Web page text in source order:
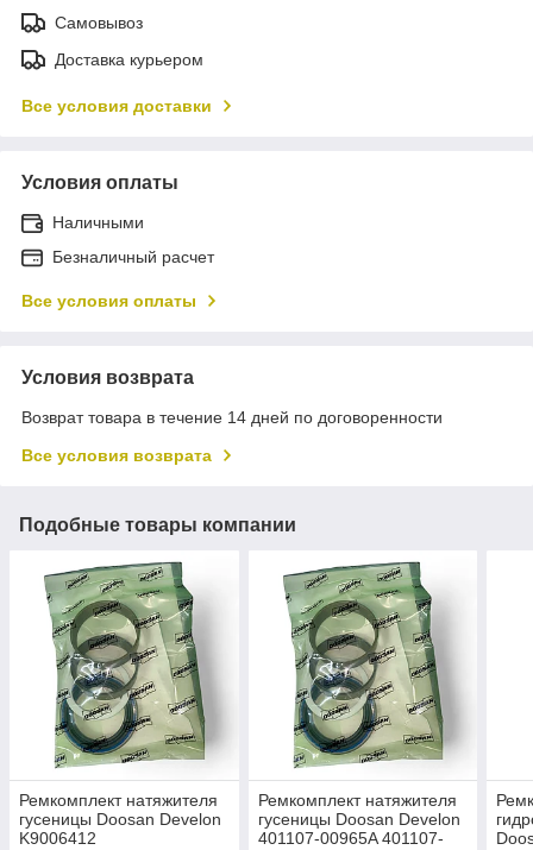
Самовывоз
Доставка курьером
Все условия доставки
Условия оплаты
Наличными
Безналичный расчет
Все условия оплаты
Условия возврата
Возврат товара в течение 14 дней по договоренности
Все условия возврата
Подобные товары компании
Ремкомплект натяжителя
гусеницы Doosan Develon
K9006412
Ремкомплект натяжителя
гусеницы Doosan Develon
401107-00965A 401107-